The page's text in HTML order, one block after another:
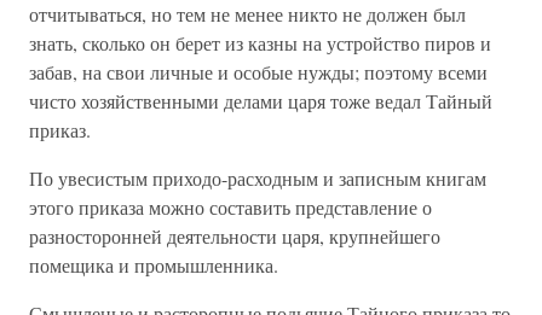
отчитываться, но тем не менее никто не должен был
знать, сколько он берет из казны на устройство пиров и
забав, на свои личные и особые нужды; поэтому всеми
чисто хозяйственными делами царя тоже ведал Тайный
приказ.
По увесистым приходо-расходным и записным книгам
этого приказа можно составить представление о
разносторонней деятельности царя, крупнейшего
помещика и промышленника.